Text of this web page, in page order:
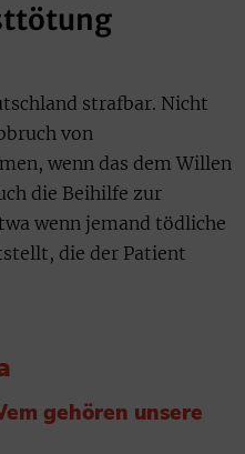
strafbar. Nicht
von
wenn das dem Willen
die Beihilfe zur
wenn jemand tödliche
die der Patient
gehören unsere